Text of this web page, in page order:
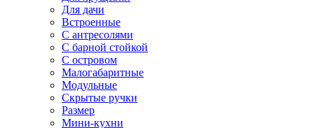
Для дачи
Встроенные
С антресолями
С барной стойкой
С островом
Малогабаритные
Модульные
Скрытые ручки
Размер
Мини-кухни